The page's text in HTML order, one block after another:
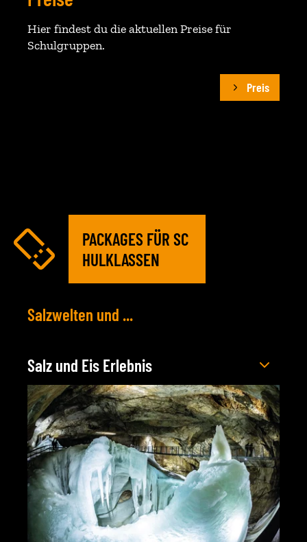
Hier findest du die aktuellen Preise für
Schulgruppen.
Preis
PACKAGES FÜR SC
HULKLASSEN
Salzwelten und ...
Salz und Eis Erlebnis